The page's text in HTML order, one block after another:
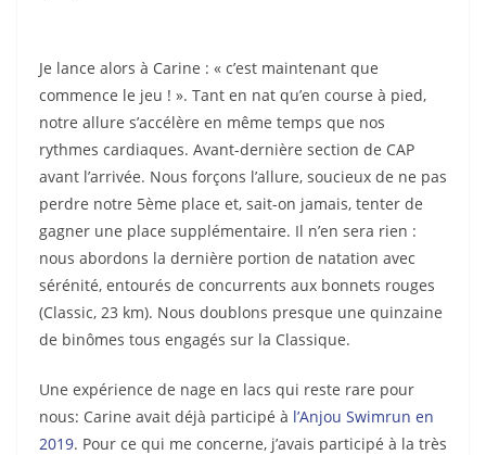
Je lance alors à Carine : « c’est maintenant que
commence le jeu ! ». Tant en nat qu’en course à pied,
notre allure s’accélère en même temps que nos
rythmes cardiaques. Avant-dernière section de CAP
avant l’arrivée. Nous forçons l’allure, soucieux de ne pas
perdre notre 5ème place et, sait-on jamais, tenter de
gagner une place supplémentaire. Il n’en sera rien :
nous abordons la dernière portion de natation avec
sérénité, entourés de concurrents aux bonnets rouges
(Classic, 23 km). Nous doublons presque une quinzaine
de binômes tous engagés sur la Classique.
Une expérience de nage en lacs qui reste rare pour
nous: Carine avait déjà participé à l’Anjou Swimrun en
2019. Pour ce qui me concerne, j’avais participé à la très